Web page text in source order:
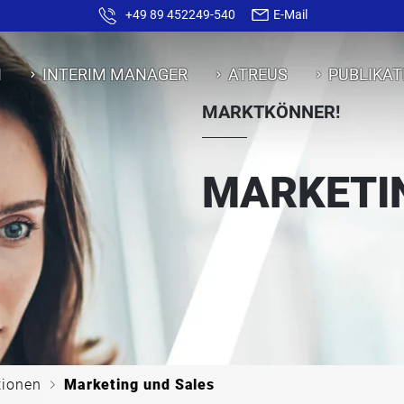
+49 89 452249-540 E-Mail
INTERIM MANAGER ATREUS
MARKTKÖNNER!
c Marketing und Sales